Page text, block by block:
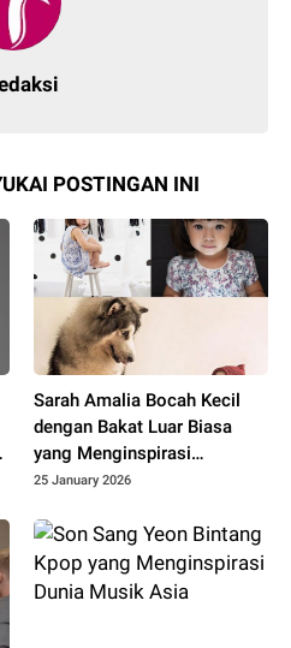
POSTINGAN INI
Sarah Amalia Bocah Kecil
dengan Bakat Luar Biasa
yang Menginspirasi
Indonesia
25 January 2026